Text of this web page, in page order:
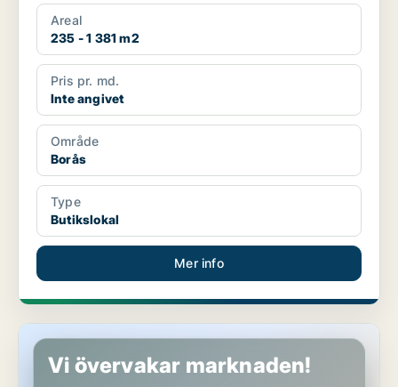
Areal
235 - 1 381 m2
Pris pr. md.
Inte angivet
Område
Borås
Type
Butikslokal
Mer info
Butikslokal i Borås
Vi övervakar marknaden!